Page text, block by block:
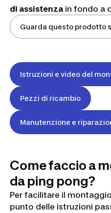
di assistenza in fondo a
Guarda questo prodotto
Istruzioni e video del
Pezzi di ricambio
Manutenzione e
Come faccio a
da ping pong?
Per facilitare il
punto delle istruzioni